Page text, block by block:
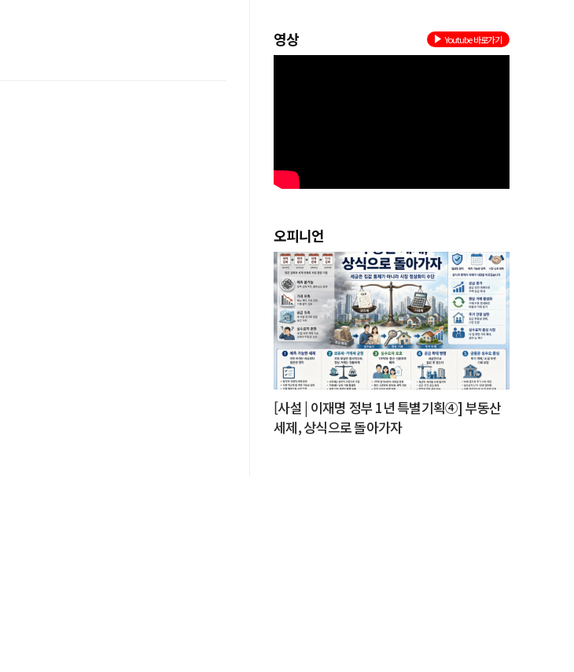
영상 Youtube 바로가기
오피니언
[사설 | 이재명 정부 1년 특별기획④] 부동산
세제, 상식으로 돌아가자